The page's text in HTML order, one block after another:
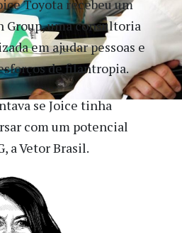
Toyota recebeu um
Group, uma consultoria
em ajudar pessoas e
de filantropia.
se Joice tinha
com um potencial
a Vetor Brasil.